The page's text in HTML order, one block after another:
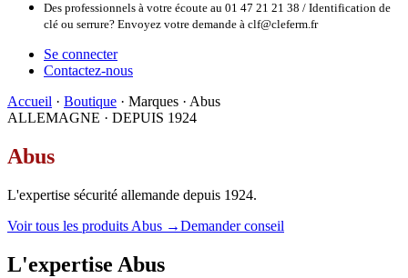
Des professionnels à votre écoute au 01 47 21 21 38 / Identification de
clé ou serrure? Envoyez votre demande à clf@cleferm.fr
Se connecter
Contactez-nous
Accueil · Boutique · Marques · Abus
ALLEMAGNE · DEPUIS 1924
Abus
L'expertise sécurité allemande depuis 1924.
Voir tous les produits Abus →Demander conseil
L'expertise Abus